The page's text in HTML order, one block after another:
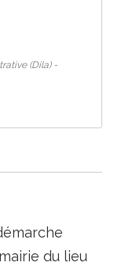
(Dila) -
du lieu